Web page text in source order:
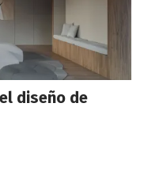
diseño de